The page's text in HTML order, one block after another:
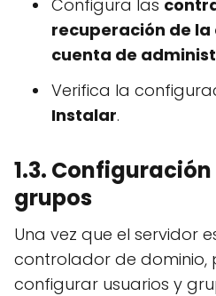
Configura las
recuperación de
cuenta de
Verifica la
Instalar.
1.3.
grupos
Una vez que el servidor
controlador de dominio,
configurar usuarios y